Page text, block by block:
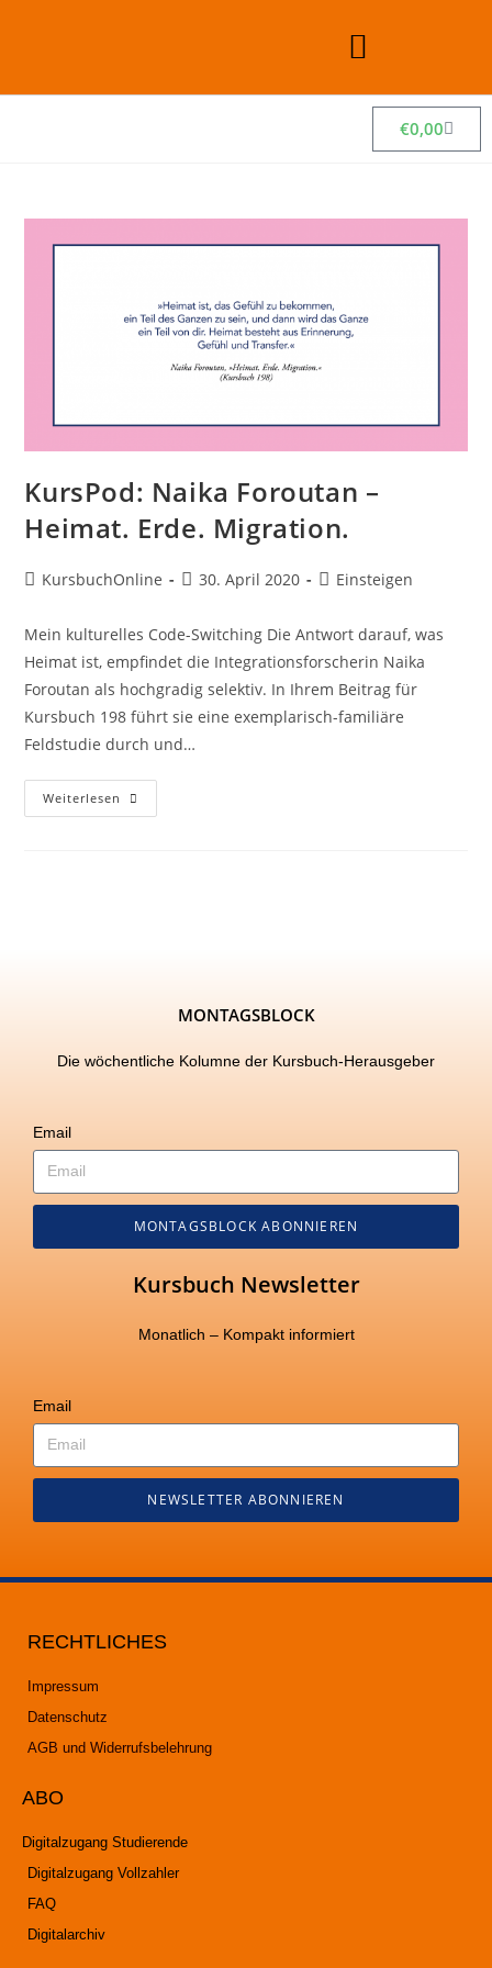
€0,00
KursPod: Naika Foroutan –
Heimat. Erde. Migration.
KursbuchOnline 30. April 2020 Einsteigen
Mein kulturelles Code-Switching Die Antwort darauf, was
Heimat ist, empfindet die Integrationsforscherin Naika
Foroutan als hochgradig selektiv. In Ihrem Beitrag für
Kursbuch 198 führt sie eine exemplarisch-familiäre
Feldstudie durch und…
Weiterlesen
MONTAGSBLOCK
Die wöchentliche Kolumne der Kursbuch-Herausgeber
Email
MONTAGSBLOCK ABONNIEREN
Kursbuch Newsletter
Monatlich – Kompakt informiert
Email
NEWSLETTER ABONNIEREN
RECHTLICHES
Impressum
Datenschutz
AGB und Widerrufsbelehrung
ABO
Digitalzugang Studierende
Digitalzugang Vollzahler
FAQ
Digitalarchiv